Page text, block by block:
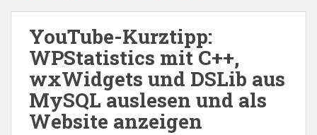
YouTube-Kurztipp:
WPStatistics mit C++,
wxWidgets und DSLib aus
MySQL auslesen und als
Website anzeigen